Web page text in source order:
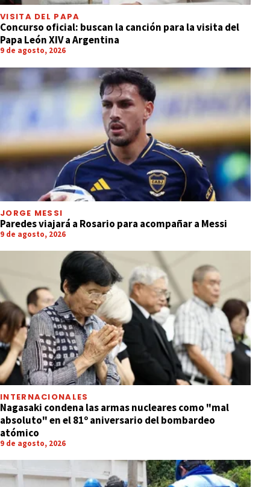
VISITA DEL PAPA
Concurso oficial: buscan la canción para la visita del
Papa León XIV a Argentina
9 de agosto, 2026
JORGE MESSI
Paredes viajará a Rosario para acompañar a Messi
9 de agosto, 2026
INTERNACIONALES
Nagasaki condena las armas nucleares como "mal
absoluto" en el 81º aniversario del bombardeo
atómico
9 de agosto, 2026